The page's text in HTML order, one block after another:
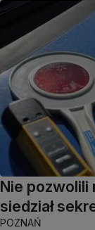
Nie pozwolili
siedział
POZNAŃ